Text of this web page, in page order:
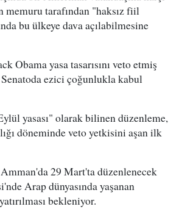
memuru tarafından "haksız fiil
bu ülkeye dava açılabilmesine
Obama yasa tasarısını veto etmiş
Senatoda ezici çoğunlukla kabul
yasası" olarak bilinen düzenleme,
döneminde veto yetkisini aşan ilk
29 Mart'ta düzenlenecek
Arap dünyasında yaşanan
bekleniyor.